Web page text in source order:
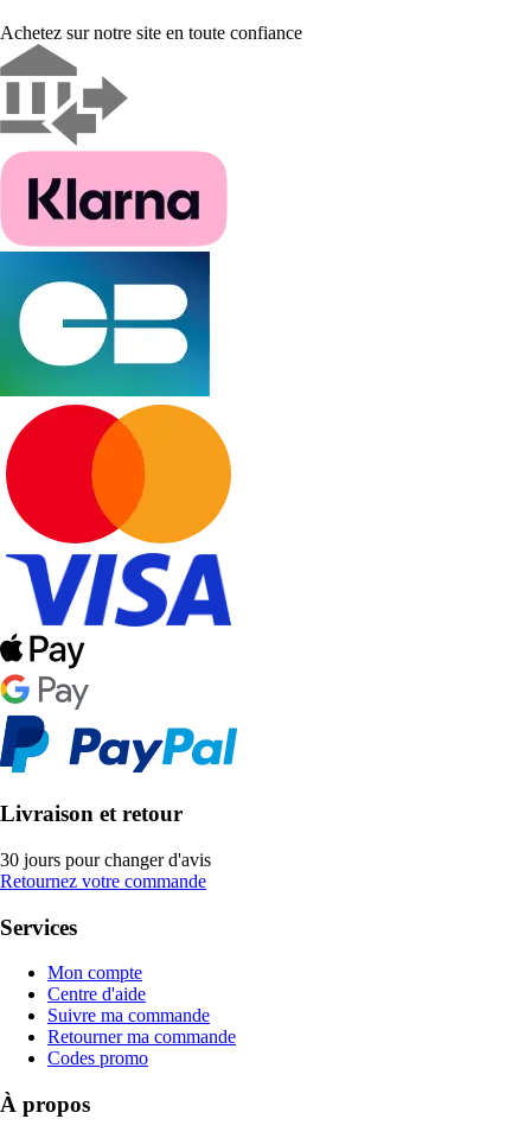
Achetez sur notre site en toute confiance
Livraison et retour
30 jours pour changer d'avis
Retournez votre commande
Services
Mon compte
Centre d'aide
Suivre ma commande
Retourner ma commande
Codes promo
À propos